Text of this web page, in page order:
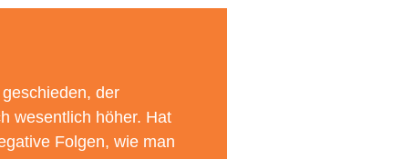
der
wesentlich höher. Hat
Folgen, wie man